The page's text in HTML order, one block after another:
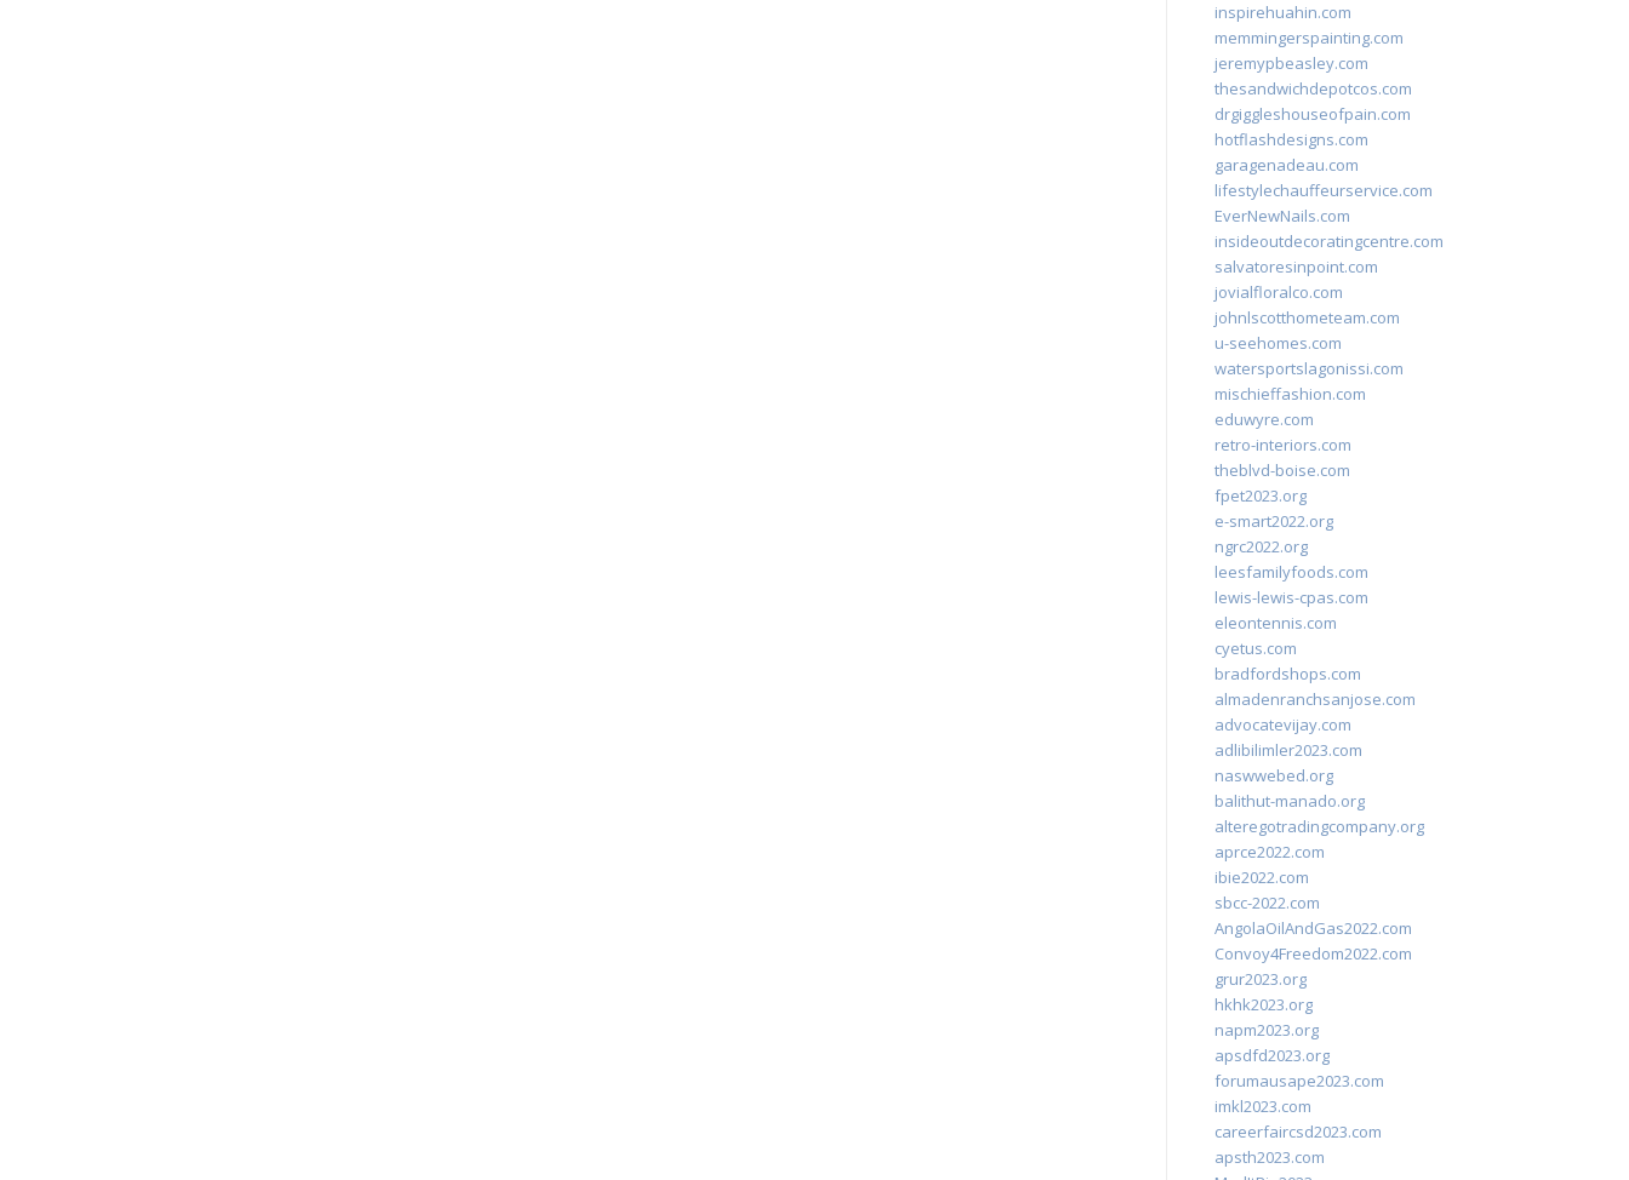
inspirehuahin.com
memmingerspainting.com
jeremypbeasley.com
thesandwichdepotcos.com
drgiggleshouseofpain.com
hotflashdesigns.com
garagenadeau.com
lifestylechauffeurservice.com
EverNewNails.com
insideoutdecoratingcentre.com
salvatoresinpoint.com
jovialfloralco.com
johnlscotthometeam.com
u-seehomes.com
watersportslagonissi.com
mischieffashion.com
eduwyre.com
retro-interiors.com
theblvd-boise.com
fpet2023.org
e-smart2022.org
ngrc2022.org
leesfamilyfoods.com
lewis-lewis-cpas.com
eleontennis.com
cyetus.com
bradfordshops.com
almadenranchsanjose.com
advocatevijay.com
adlibilimler2023.com
naswwebed.org
balithut-manado.org
alteregotradingcompany.org
aprce2022.com
ibie2022.com
sbcc-2022.com
AngolaOilAndGas2022.com
Convoy4Freedom2022.com
grur2023.org
hkhk2023.org
napm2023.org
apsdfd2023.org
forumausape2023.com
imkl2023.com
careerfaircsd2023.com
apsth2023.com